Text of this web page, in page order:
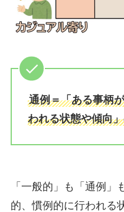
通例＝「ある事柄
われる状態や傾向
「一般的」も「通例
的、慣例的に行われる